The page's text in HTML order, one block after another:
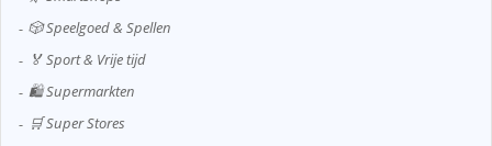
🎲 Speelgoed & Spellen
🏅 Sport & Vrije tijd
🛍️ Supermarkten
🛒 Super Stores